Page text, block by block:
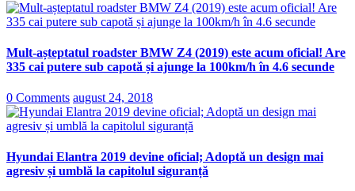
Mult-așteptatul roadster BMW Z4 (2019) este acum oficial! Are
335 cai putere sub capotă și ajunge la 100km/h în 4.6 secunde
0 Comments august 24, 2018
Hyundai Elantra 2019 devine oficial; Adoptă un design mai
agresiv și umblă la capitolul siguranță